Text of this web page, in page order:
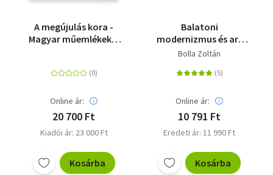
A megújulás kora -
Magyar műemlékek a
Online ár:
20 700 Ft
Kiadói ár: 23 000 Ft
Kosárba
Balatoni
modernizmus és art
deco - Építészet a két
Bolla Zoltán
Online ár:
10 791 Ft
Eredeti ár: 11 990 Ft
Kosárba